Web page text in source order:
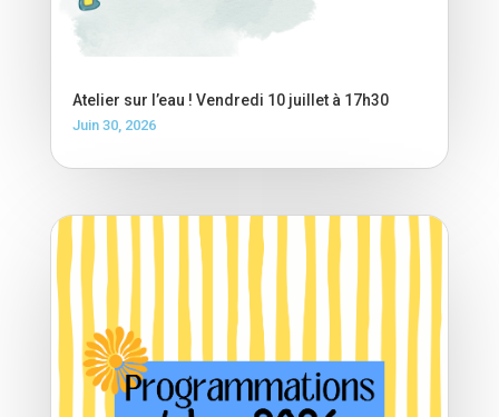
Atelier sur l’eau ! Vendredi 10 juillet à 17h30
Juin 30, 2026